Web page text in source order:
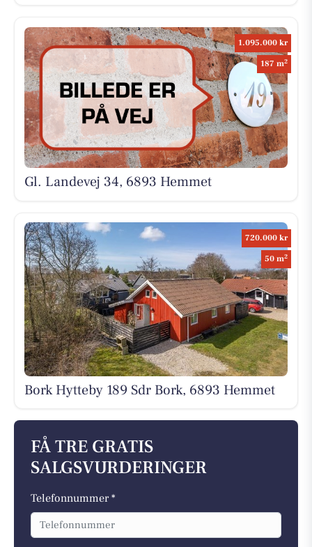
1.095.000 kr
187 m2
Gl. Landevej 34, 6893 Hemmet
720.000 kr
50 m2
Bork Hytteby 189 Sdr Bork, 6893 Hemmet
FÅ TRE GRATIS
SALGSVURDERINGER
Telefonnummer *